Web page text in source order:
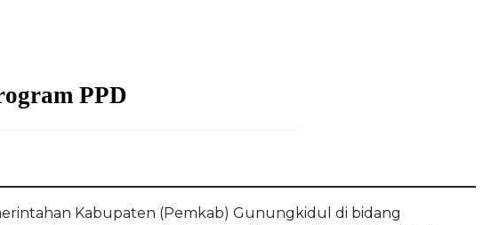
PPD
Kabupaten (Pemkab) Gunungkidul di bidang